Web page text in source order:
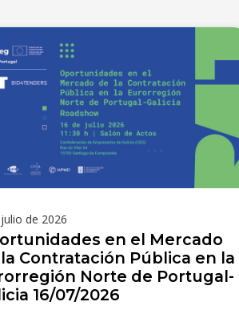
de 2026
en el Mercado
Contratación Pública en la
Norte de Portugal-
16/07/2026